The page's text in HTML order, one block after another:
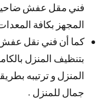
فني مقل عفش
المجهز بكافة
كما أن فني نقل
بتنظيف المنزل
المنزل و ترتيبه
جمال للمنزل .